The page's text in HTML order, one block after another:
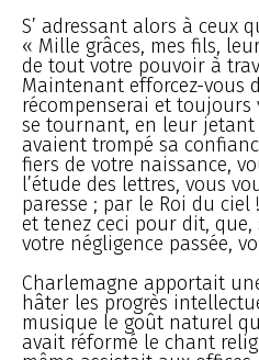
S’ adressant alors à ceux
« Mille grâces, mes fils,
de tout votre pouvoir à
Maintenant efforcez-vous
récompenserai et toujours
se tournant, en leur jetant
avaient trompé sa
fiers de votre naissance,
l’étude des lettres, vous
paresse ; par le Roi du
et tenez ceci pour dit,
votre négligence passée,
Charlemagne apportait
hâter les progrès
musique le goût naturel
avait réformé le chant